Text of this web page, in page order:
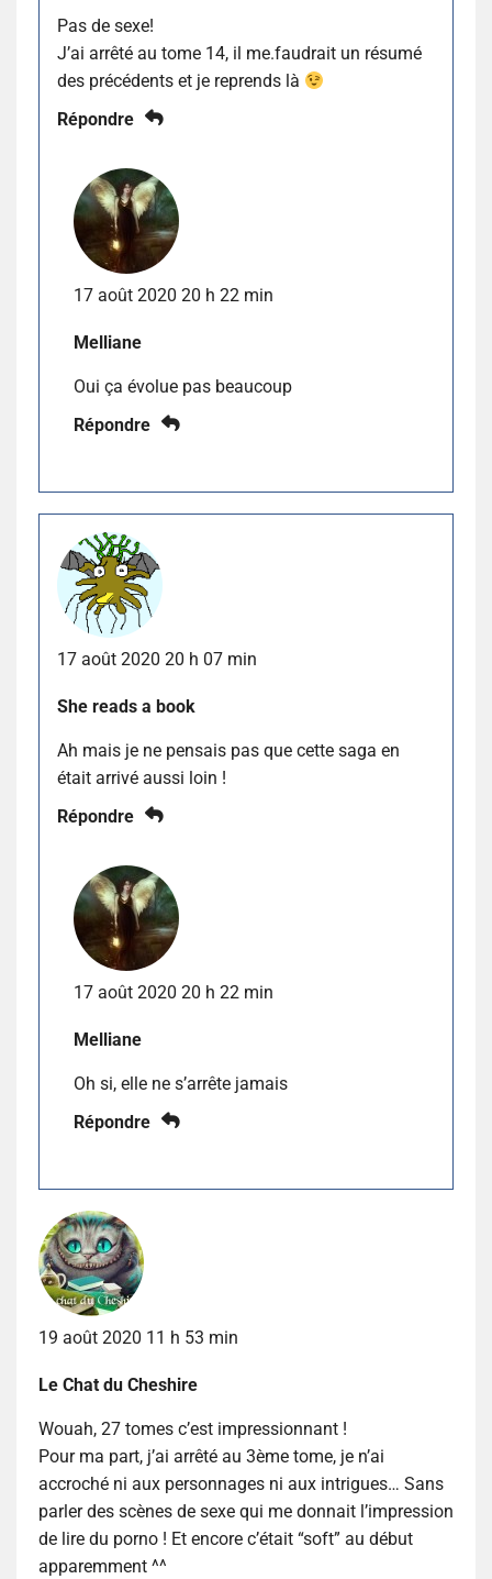
Pas de sexe!
J’ai arrêté au tome 14, il me.faudrait un résumé
des précédents et je reprends là
Répondre
17 août 2020 20 h 22 min
Melliane
Oui ça évolue pas beaucoup
Répondre
17 août 2020 20 h 07 min
She reads a book
Ah mais je ne pensais pas que cette saga en
était arrivé aussi loin !
Répondre
17 août 2020 20 h 22 min
Melliane
Oh si, elle ne s’arrête jamais
Répondre
19 août 2020 11 h 53 min
Le Chat du Cheshire
Wouah, 27 tomes c’est impressionnant !
Pour ma part, j’ai arrêté au 3ème tome, je n’ai
accroché ni aux personnages ni aux intrigues… Sans
parler des scènes de sexe qui me donnait l’impression
de lire du porno ! Et encore c’était “soft” au début
apparemment ^^